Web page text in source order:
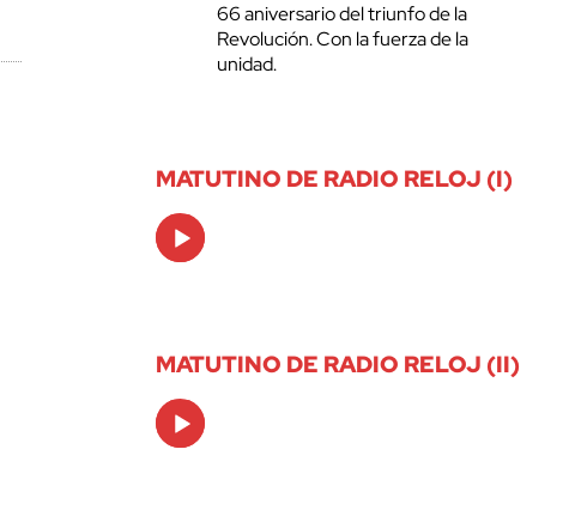
66 aniversario del triunfo de la
Revolución. Con la fuerza de la
unidad.
MATUTINO DE RADIO RELOJ (I)
Audio
Player
MATUTINO DE RADIO RELOJ (II)
Audio
Player